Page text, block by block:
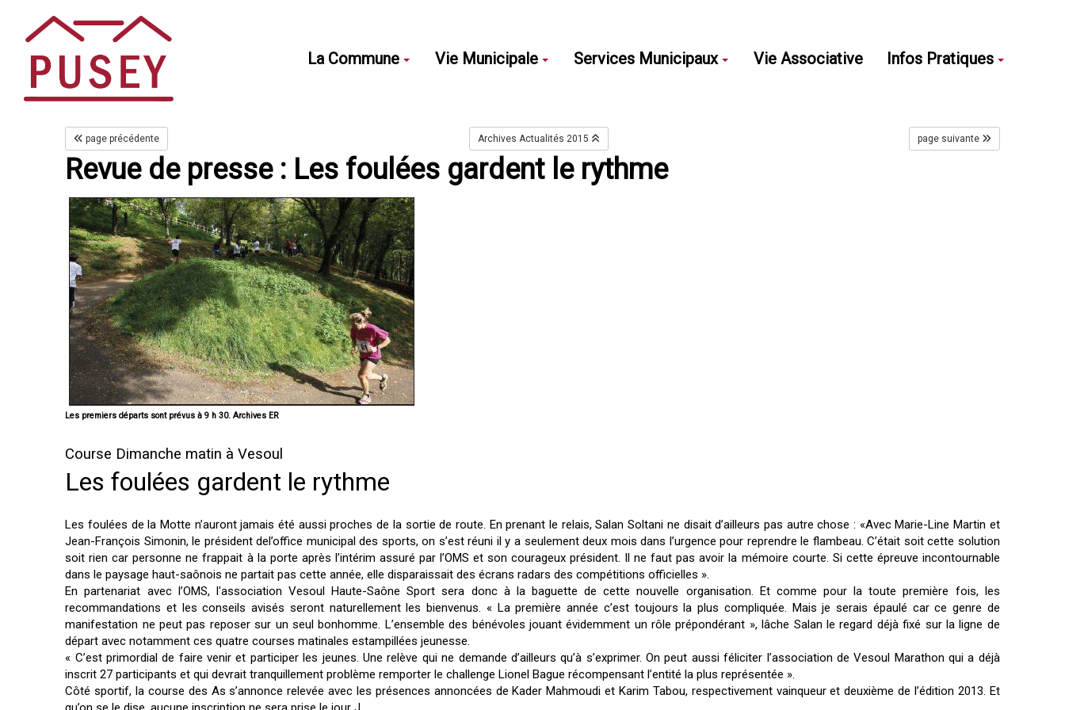
La Commune Vie Municipale Services Municipaux Vie Associative Infos Pratiques
page précédente Archives Actualités 2015 page suivante
Revue de presse : Les foulées gardent le rythme
Les premiers départs sont prévus à 9 h 30. Archives ER
Course Dimanche matin à Vesoul
Les foulées gardent le rythme
Les foulées de la Motte n’auront jamais été aussi proches de la sortie de route. En prenant le relais, Salan Soltani ne disait d’ailleurs pas autre chose : «Avec Marie-Line Martin et
Jean-François Simonin, le président del’office municipal des sports, on s’est réuni il y a seulement deux mois dans l’urgence pour reprendre le flambeau. C’était soit cette solution
soit rien car personne ne frappait à la porte après l’intérim assuré par l’OMS et son courageux président. Il ne faut pas avoir la mémoire courte. Si cette épreuve incontournable
dans le paysage haut-saônois ne partait pas cette année, elle disparaissait des écrans radars des compétitions officielles ».
En partenariat avec l’OMS, l'association Vesoul Haute-Saône Sport sera donc à la baguette de cette nouvelle organisation. Et comme pour la toute première fois, les
recommandations et les conseils avisés seront naturellement les bienvenus. « La première année c’est toujours la plus compliquée. Mais je serais épaulé car ce genre de
manifestation ne peut pas reposer sur un seul bonhomme. L’ensemble des bénévoles jouant évidemment un rôle prépondérant », lâche Salan le regard déjà fixé sur la ligne de
départ avec notamment ces quatre courses matinales estampillées jeunesse.
« C’est primordial de faire venir et participer les jeunes. Une relève qui ne demande d’ailleurs qu’à s’exprimer. On peut aussi féliciter l’association de Vesoul Marathon qui a déjà
inscrit 27 participants et qui devrait tranquillement problème remporter le challenge Lionel Bague récompensant l’entité la plus représentée ».
Côté sportif, la course des As s’annonce relevée avec les présences annoncées de Kader Mahmoudi et Karim Tabou, respectivement vainqueur et deuxième de l’édition 2013. Et